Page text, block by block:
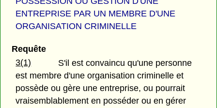
ENTREPRISE PAR UN MEMBRE D'UNE
ORGANISATION CRIMINELLE
Requête
3(1)
S'il est convaincu qu'une personne
est membre d'une organisation criminelle et
possède ou gère une entreprise, ou pourrait
vraisemblablement en posséder ou en gérer